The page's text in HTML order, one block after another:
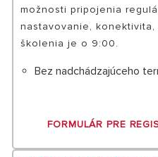
možnosti pripojenia
nastavovanie,
školenia je o 9:00.
Bez nadchádzajúceho
FORMULÁR PRE